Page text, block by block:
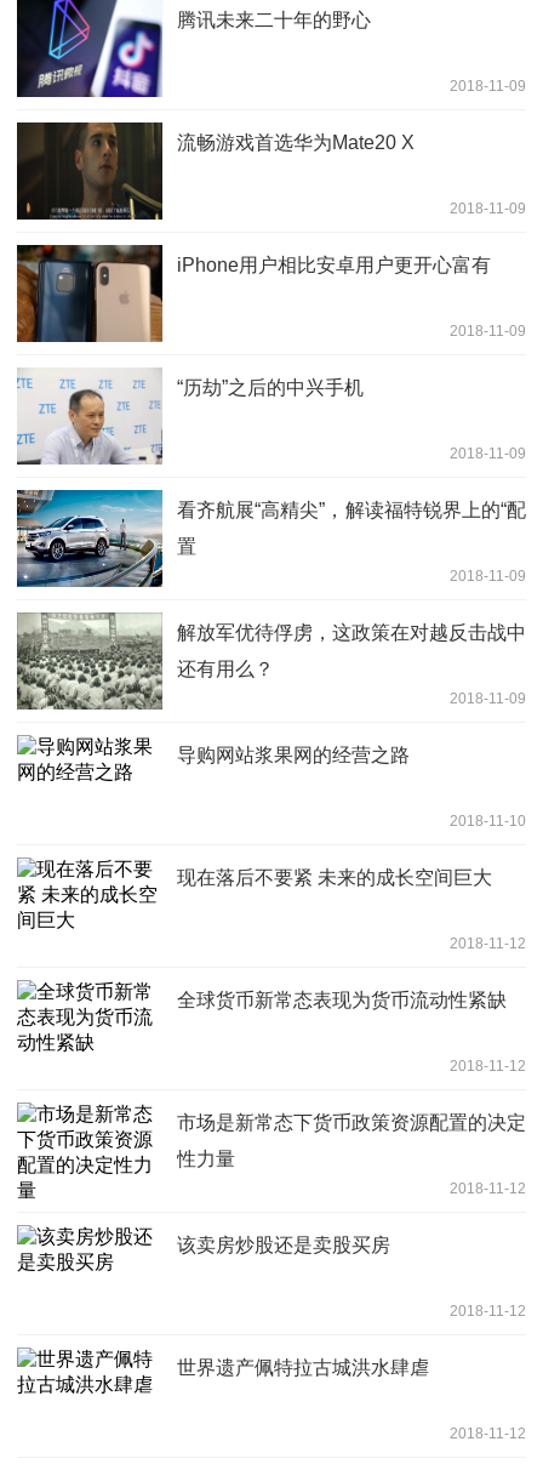
腾讯未来二十年的野心
2018-11-09
流畅游戏首选华为Mate20 X
2018-11-09
iPhone用户相比安卓用户更开心富有
2018-11-09
“历劫”之后的中兴手机
2018-11-09
看齐航展“高精尖”，解读福特锐界上的“配
置
2018-11-09
解放军优待俘虏，这政策在对越反击战中
还有用么？
2018-11-09
导购网站浆果网的经营之路
2018-11-10
现在落后不要紧 未来的成长空间巨大
2018-11-12
全球货币新常态表现为货币流动性紧缺
2018-11-12
市场是新常态下货币政策资源配置的决定
性力量
2018-11-12
该卖房炒股还是卖股买房
2018-11-12
世界遗产佩特拉古城洪水肆虐
2018-11-12